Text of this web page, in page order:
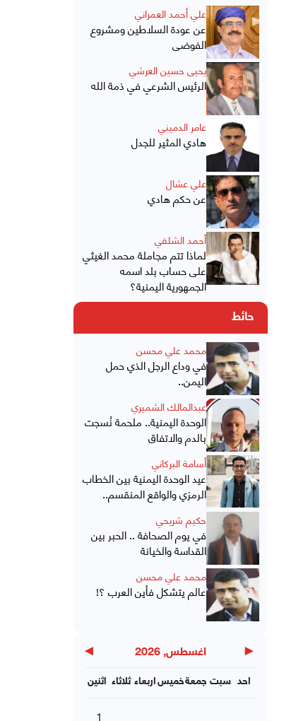
علي أحمد العمراني
عن عودة السلاطين ومشروع
الفوضى
يحيى حسين العرشي
الرئيس الشرعي في ذمة الله
عامر الدميني
هادي المثير للجدل
علي عشال
عن حكم هادي
أحمد الشلفي
لماذا تتم مجاملة محمد الغيثي
على حساب بلد اسمه
الجمهورية اليمنية؟
حائط
محمد علي محسن
في وداع الرجل الذي حمل
اليمن..
عبدالمالك الشميري
الوحدة اليمنية.. ملحمة نُسجت
بالدم والاتفاق
أسامة البركاني
عيد الوحدة اليمنية بين الخطاب
الرمزي والواقع المنقسم..
حكيم شريحي
في يوم الصحافة .. الحبر بين
القداسة والخيانة
محمد علي محسن
عالم يتشكل فأين العرب ؟!
◀ اغسطس, 2026 ▶
اثنين ثلاثاء اربعاءخميسجمعة سبت احد
1